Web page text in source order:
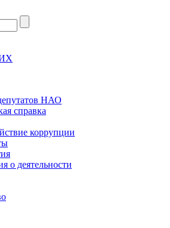
НАО
справка
коррупции
о деятельности